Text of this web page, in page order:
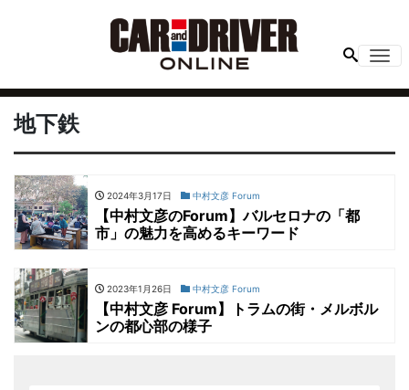
地下鉄
2024年3月17日 中村文彦 Forum
【中村文彦のForum】バルセロナの「都
市」の魅力を高めるキーワード
2023年1月26日 中村文彦 Forum
【中村文彦 Forum】トラムの街・メルボル
ンの都心部の様子